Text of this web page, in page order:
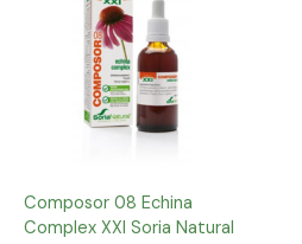
Composor 08 Echina
Complex XXI Soria Natural